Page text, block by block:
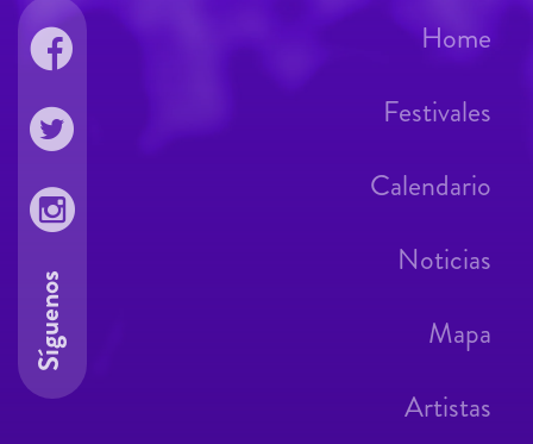
Home
Festivales
Calendario
Noticias
Mapa
Artistas
Síguenos